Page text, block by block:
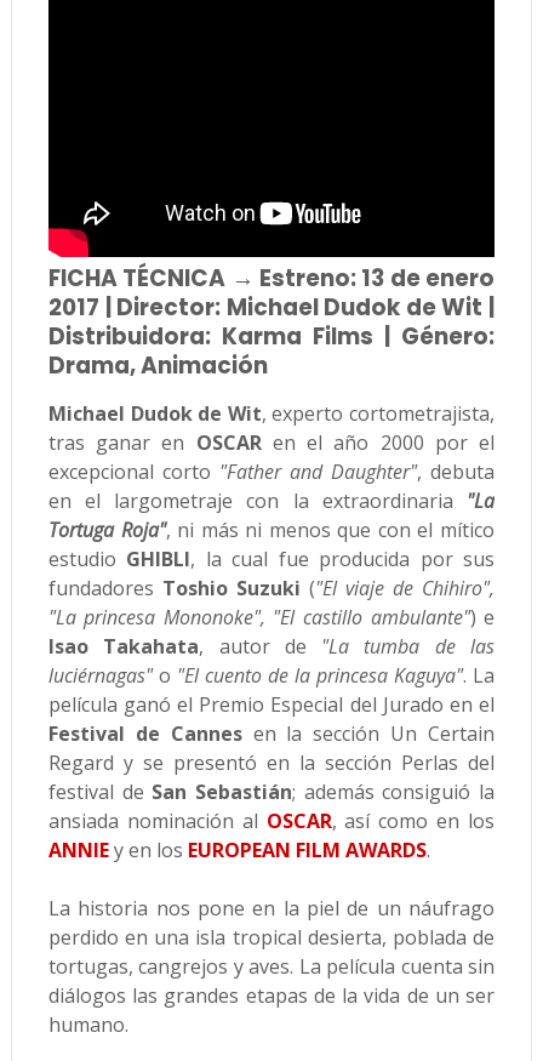
FICHA TÉCNICA → Estreno: 13 de enero
2017 | Director: Michael Dudok de Wit |
Distribuidora: Karma Films | Género:
Drama, Animación
Michael Dudok de Wit, experto cortometrajista,
tras ganar en OSCARen el año 2000 por el
excepcional corto "Father and Daughter", debuta
en el largometraje con la extraordinaria "La
Tortuga Roja", ni más ni menos que con el mítico
estudio GHIBLI, la cual fue producida por sus
fundadores Toshio Suzuki ("El viaje de Chihiro",
"La princesa Mononoke", "El castillo ambulante") e
Isao Takahata, autor de "La tumba de las
luciérnagas"o "El cuento de la princesa Kaguya". La
película ganó el Premio Especial del Jurado en el
Festival de Cannesen la sección Un Certain
Regard y se presentó en la sección Perlas del
festival de San Sebastián; además consiguió la
ansiada nominación al OSCAR, así como en los
ANNIEy en los EUROPEAN FILM AWARDS.
La historia nos pone en la piel de un náufrago
perdido en una isla tropical desierta, poblada de
tortugas, cangrejos y aves. La película cuenta sin
diálogos las grandes etapas de la vida de un ser
humano.